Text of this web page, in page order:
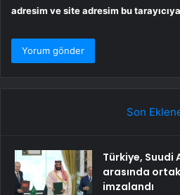
adresim ve site adresim bu
Son
Türkiye, Suudi
arasında
imzalandı